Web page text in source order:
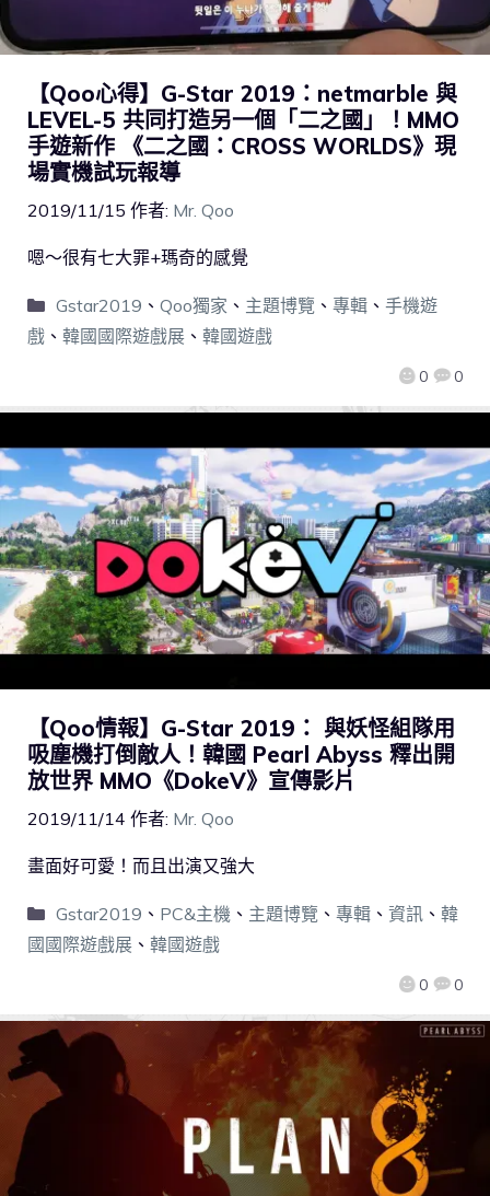
【Qoo心得】G-Star 2019：netmarble 與
LEVEL-5 共同打造另一個「二之國」！MMO
手遊新作 《二之國：CROSS WORLDS》現
場實機試玩報導
2019/11/15 作者: Mr. Qoo
0 0
嗯～很有七大罪+瑪奇的感覺
Gstar2019 、 Qoo獨家 、 主題博覽 、 專輯、 手機遊
戲 、 韓國國際遊戲展 、 韓國遊戲
【Qoo情報】G-Star 2019： 與妖怪組隊用
吸塵機打倒敵人！韓國 Pearl Abyss 釋出開
放世界 MMO《DokeV》宣傳影片
2019/11/14 作者: Mr. Qoo
0 0
畫面好可愛！而且出演又強大
Gstar2019 、 PC&主機、 主題博覽 、 專輯、 資訊、 韓
國國際遊戲展 、 韓國遊戲